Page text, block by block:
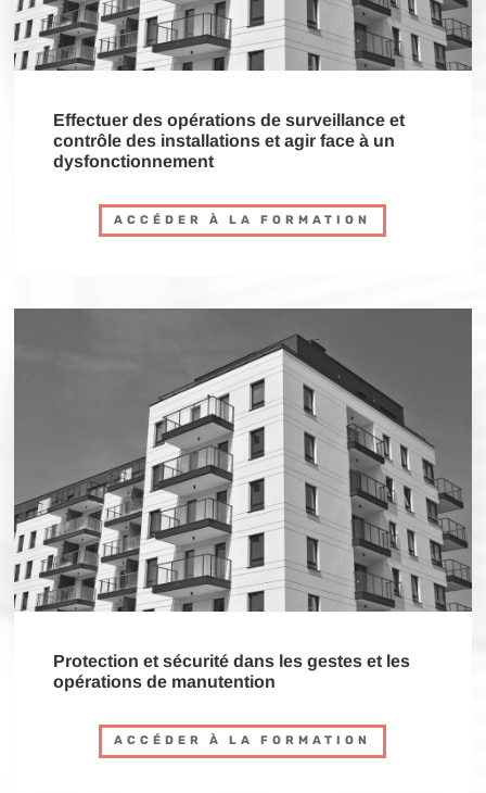
Effectuer des opérations de surveillance et
contrôle des installations et agir face à un
dysfonctionnement
ACCÉDER À LA FORMATION
Protection et sécurité dans les gestes et les
opérations de manutention
ACCÉDER À LA FORMATION